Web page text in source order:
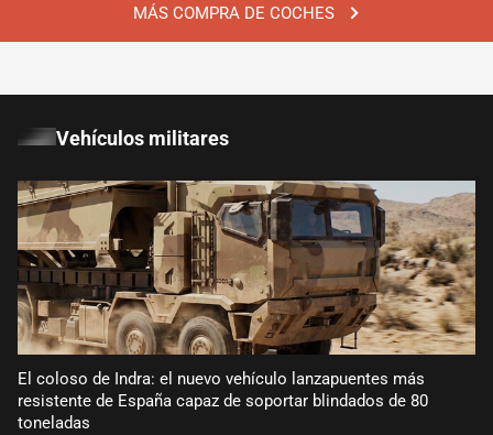
MÁS COMPRA DE COCHES
Vehículos militares
El coloso de Indra: el nuevo vehículo lanzapuentes más
resistente de España capaz de soportar blindados de 80
toneladas